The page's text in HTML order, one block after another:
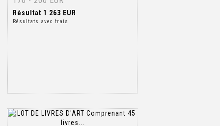
Résultat 1 263 EUR
Résultats avec frais